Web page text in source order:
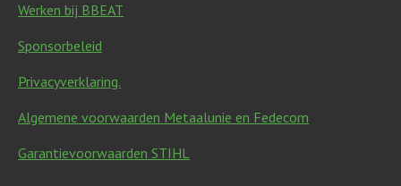
Werken bij BBEAT
Sponsorbeleid
Privacyverklaring.
Algemene voorwaarden Metaalunie en Fedecom
Garantievoorwaarden STIHL